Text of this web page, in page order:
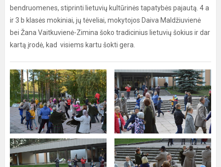
bendruomenes, stiprinti lietuvių kultūrinės tapatybės pajautą. 4 a
ir 3 b klasės mokiniai, jų tėveliai, mokytojos Daiva Maldžiuvienė
bei Žana Vaitkuvienė-Zimina šoko tradicinius lietuvių šokius ir dar
kartą įrodė, kad visiems kartu šokti gera.